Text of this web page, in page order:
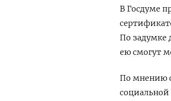
В Госдуме
По задумке
ею смогут
По мнению
социальной